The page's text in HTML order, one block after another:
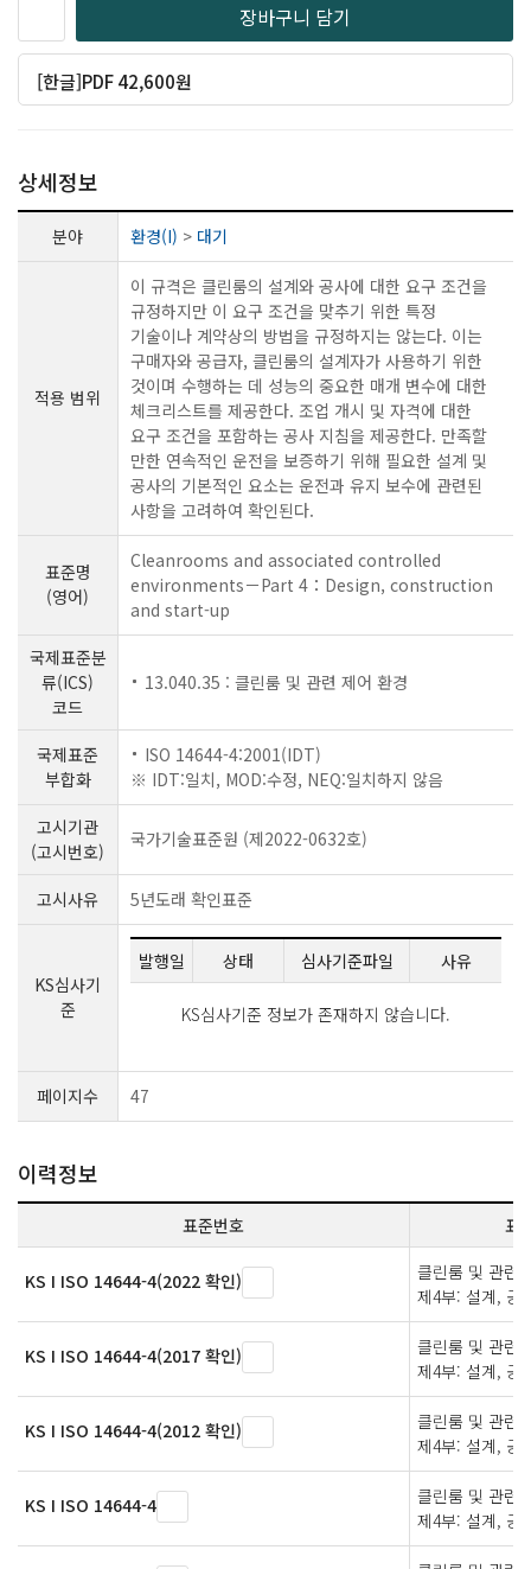
장바구니 담기
[한글]PDF 42,600원
상세정보
분야 환경(I) > 대기
적용 범위
이 규격은 클린룸의 설계와 공사에 대한 요구 조건을
규정하지만 이 요구 조건을 맞추기 위한 특정
기술이나 계약상의 방법을 규정하지는 않는다. 이는
구매자와 공급자, 클린룸의 설계자가 사용하기 위한
것이며 수행하는 데 성능의 중요한 매개 변수에 대한
체크리스트를 제공한다. 조업 개시 및 자격에 대한
요구 조건을 포함하는 공사 지침을 제공한다. 만족할
만한 연속적인 운전을 보증하기 위해 필요한 설계 및
공사의 기본적인 요소는 운전과 유지 보수에 관련된
사항을 고려하여 확인된다.
표준명
(영어)
Cleanrooms and associated controlled
environments－Part 4：Design, construction
and start-up
국제표준분
류(ICS)
코드
13.040.35 : 클린룸 및 관련 제어 환경
국제표준
부합화
ISO 14644-4:2001(IDT)
※ IDT:일치, MOD:수정, NEQ:일치하지 않음
고시기관
(고시번호)
국가기술표준원 (제2022-0632호)
고시사유 5년도래 확인표준
KS심사기
준
발행일 상태 심사기준파일 사유
KS심사기준 정보가 존재하지 않습니다.
페이지수 47
이력정보
표준번호 표
KS I ISO 14644-4(2022 확인)
클린룸 및 관련
제4부: 설계, 공
KS I ISO 14644-4(2017 확인)
클린룸 및 관련
제4부: 설계, 공
KS I ISO 14644-4(2012 확인)
클린룸 및 관련
제4부: 설계, 공
KS I ISO 14644-4
클린룸 및 관련
제4부: 설계, 공